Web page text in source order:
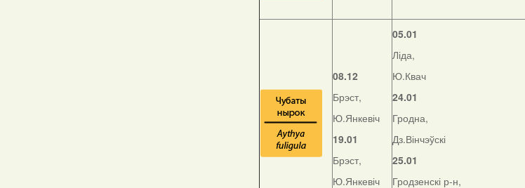
08.12
Брэст,
Ю.Янкевіч
19.01
Брэст,
Ю.Янкевіч
05.01
Ліда,
Ю.Квач
24.01
Гродна,
Дз.Вінчэўскі
25.01
Гродзенскі р-н,